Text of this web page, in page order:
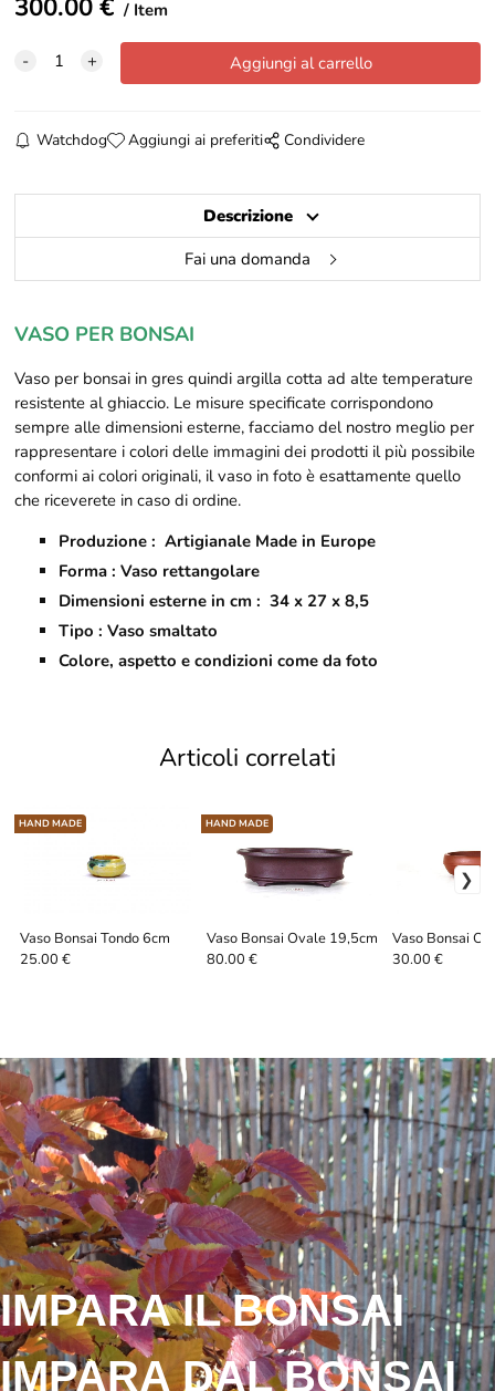
300.00€ Item
Watchdog Aggiungi ai preferiti Condividere
Descrizione
Fai una domanda
VASO PER BONSAI
Vaso per bonsai in gresquindi argilla cotta ad alte temperature
resistente al ghiaccio. Le misure specificate corrispondono
sempre alle dimensioni esterne, facciamo del nostro meglio per
rappresentare i colori delle immagini dei prodotti il più possibile
conformi ai colori originali, il vaso in foto è esattamente quello
che riceverete in caso di ordine.
Produzione : Artigianale Made in Europe
Forma : Vaso rettangolare
Dimensioni esterne in cm : 34 x 27 x 8,5
Tipo : Vaso smaltato
Colore, aspetto e condizioni come da foto
Articoli correlati
Vaso Bonsai Tondo 6cm
HAND MADE
25.00 €
Vaso Bonsai Ovale 19,5cm
HAND MADE
80.00 €
Vaso Bonsai
30.00 €
IMPARA IL BONSAI
IMPARA DAL BONSAI